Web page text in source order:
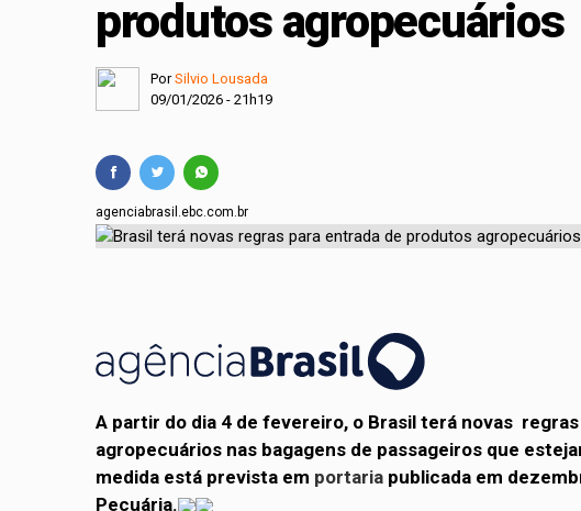
Projeto cria política para
Comissão Mista de
produtos agropecuários
PorSilvio Lousada
09/01/2026 - 21h19
agenciabrasil.ebc.com.br
A partir do dia 4 de fevereiro, o Brasil terá novas
agropecuários nas bagagens de passageiros que
medida está prevista em portaria publicada em
Pecuária.